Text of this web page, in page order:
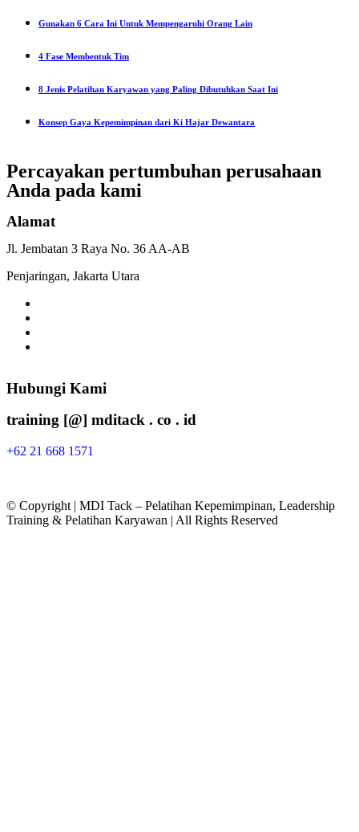
Gunakan 6 Cara Ini Untuk Mempengaruhi Orang Lain
4 Fase Membentuk Tim
8 Jenis Pelatihan Karyawan yang Paling Dibutuhkan Saat Ini
Konsep Gaya Kepemimpinan dari Ki Hajar Dewantara
Percayakan pertumbuhan perusahaan
Anda pada kami
Alamat
Jl. Jembatan 3 Raya No. 36 AA-AB
Penjaringan, Jakarta Utara
Hubungi Kami
training [@] mditack . co . id
+62 21 668 1571
© Copyright | MDI Tack – Pelatihan Kepemimpinan, Leadership
Training & Pelatihan Karyawan | All Rights Reserved